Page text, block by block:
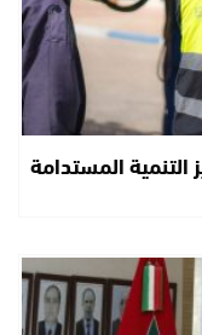
التنمية المستدامة